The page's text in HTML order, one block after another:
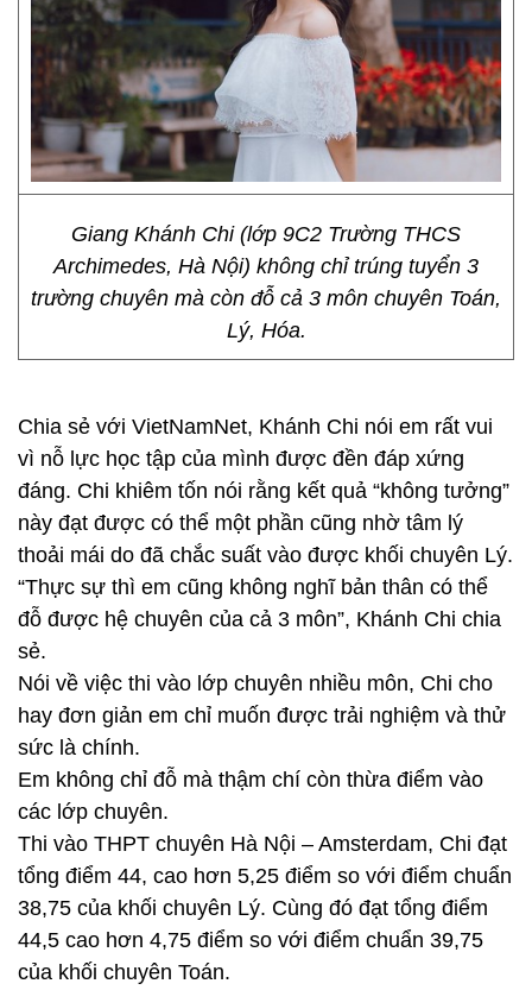
Giang Khánh Chi (lớp 9C2 Trường THCS
Archimedes, Hà Nội) không chỉ trúng tuyển 3
trường chuyên mà còn đỗ cả 3 môn chuyên Toán,
Lý, Hóa.
Chia sẻ với VietNamNet, Khánh Chi nói em rất vui
vì nỗ lực học tập của mình được đền đáp xứng
đáng. Chi khiêm tốn nói rằng kết quả “không tưởng”
này đạt được có thể một phần cũng nhờ tâm lý
thoải mái do đã chắc suất vào được khối chuyên Lý.
“Thực sự thì em cũng không nghĩ bản thân có thể
đỗ được hệ chuyên của cả 3 môn”, Khánh Chi chia
sẻ.
Nói về việc thi vào lớp chuyên nhiều môn, Chi cho
hay đơn giản em chỉ muốn được trải nghiệm và thử
sức là chính.
Em không chỉ đỗ mà thậm chí còn thừa điểm vào
các lớp chuyên.
Thi vào THPT chuyên Hà Nội – Amsterdam, Chi đạt
tổng điểm 44, cao hơn 5,25 điểm so với điểm chuẩn
38,75 của khối chuyên Lý. Cùng đó đạt tổng điểm
44,5 cao hơn 4,75 điểm so với điểm chuẩn 39,75
của khối chuyên Toán.